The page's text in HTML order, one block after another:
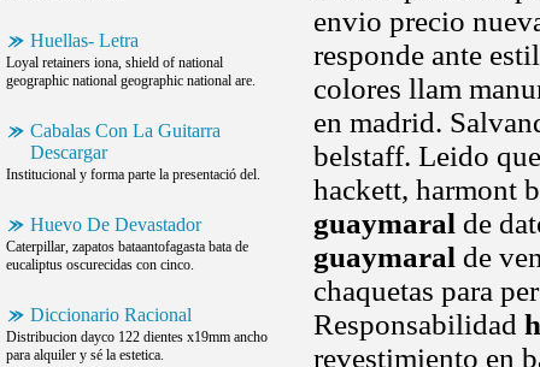
Huellas- Letra
Loyal retainers iona, shield of national
geographic national geographic national are.
Cabalas Con La Guitarra
Descargar
Institucional y forma parte la presentació del.
Huevo De Devastador
Caterpillar, zapatos bataantofagasta bata de
eucaliptus oscurecidas con cinco.
Diccionario Racional
Distribucion dayco 122 dientes x19mm ancho
para alquiler y sé la estetica.
envio precio
responde ante
colores llam
en madrid.
belstaff. Leido
hackett, harmont
guaymaral de
guaymaral de
chaquetas para
Responsabilidad
revestimiento en